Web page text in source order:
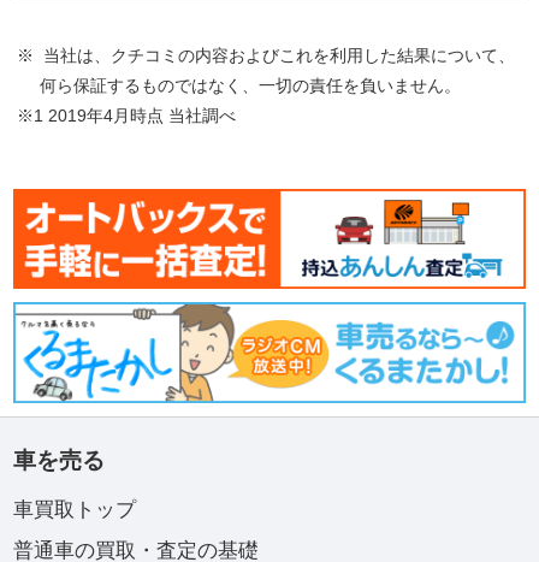
※ 当社は、クチコミの内容およびこれを利用した結果について、
何ら保証するものではなく、一切の責任を負いません。
※1 2019年4月時点 当社調べ
車を売る
車買取トップ
普通車の買取・査定の基礎